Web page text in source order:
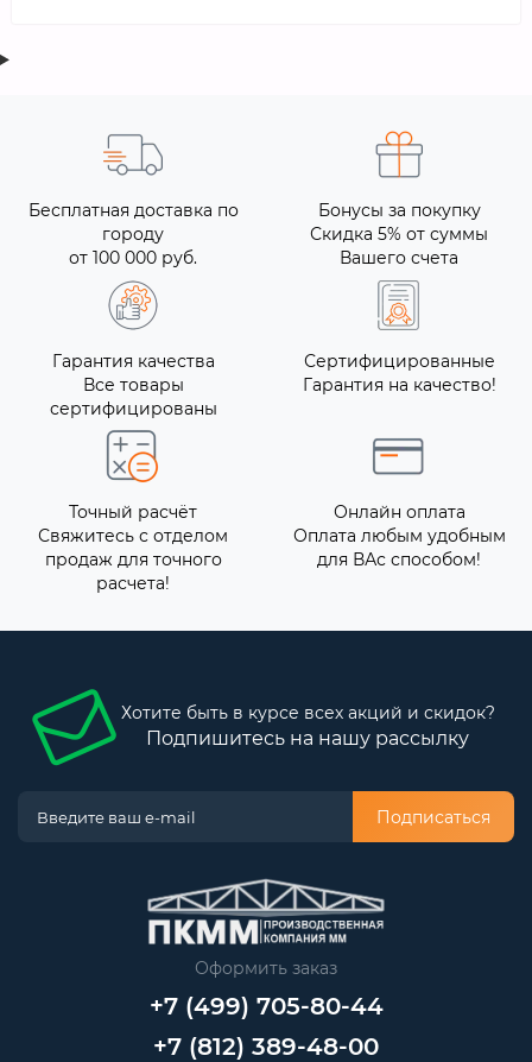
Бесплатная доставка по
городу
от 100 000 руб.
Бонусы за покупку
Скидка 5% от суммы
Вашего счета
Гарантия качества
Все товары
сертифицированы
Сертифицированные
Гарантия на качество!
Точный расчёт
Свяжитесь с отделом
продаж для точного
расчета!
Онлайн оплата
Оплата любым удобным
для ВАс способом!
Хотите быть в курсе всех акций и скидок?
Подпишитесь на нашу рассылку
Подписаться
Оформить заказ
+7 (499) 705-80-44
+7 (812) 389-48-00